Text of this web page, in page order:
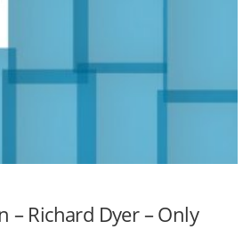
– Richard Dyer – Only